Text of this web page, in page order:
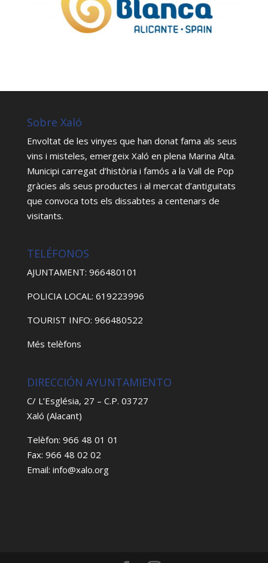
Sobre Xaló
Envoltat de les vinyes que han donat fama als seus
vins i misteles, emergeix Xaló en plena Marina Alta.
Municipi carregat d’història i famós a la Vall de Pop
gràcies als seus productes i al mercat d’antiguitats
que convoca tots els dissabtes a centenars de
visitants.
TELÉFONOS
AJUNTAMENT: 966480101
POLICIA LOCAL: 619223996
TOURIST INFO: 966480522
Més telèfons
DIRECCIÓN AYUNTAMIENTO
C/ L’Església, 27 – C.P. 03727
Xaló (Alacant)
Telèfon: 966 48 01 01
Fax: 966 48 02 02
Email: info@xalo.org